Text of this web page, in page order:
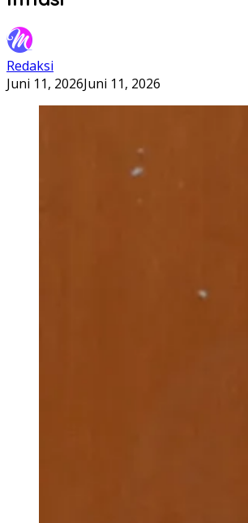
Redaksi
Juni 11, 2026Juni 11, 2026